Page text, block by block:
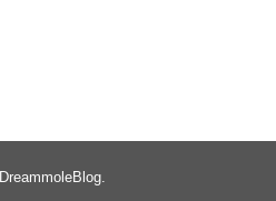
DreammoleBlog